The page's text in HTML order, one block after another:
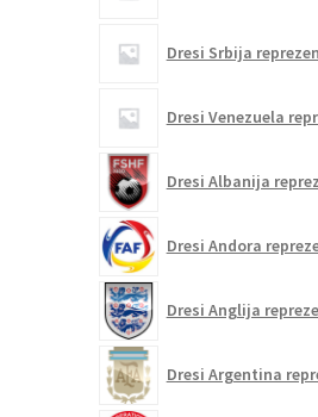
Dresi Srbija
Dresi Venezuela
Dresi Albanija
Dresi Andora
Dresi Anglija
Dresi Argentina